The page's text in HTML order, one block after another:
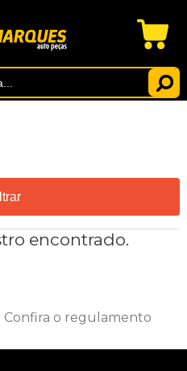
encontrado.